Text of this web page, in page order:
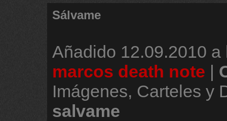
Sálvame
Añadido 12.09.2010 a
marcos death note |
Imágenes, Carteles y
salvame